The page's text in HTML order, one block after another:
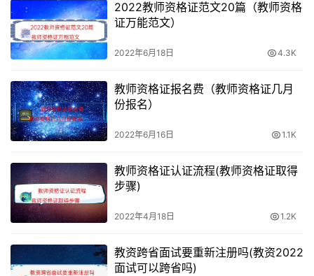
2022教师资格证范文20篇（教师资格
证万能范文）
2022年6月18日 4.3K
教师资格证报名费（教师资格证几月
份报名）
2022年6月16日 1.1K
教师资格证认证流程(教师资格证取得
步骤)
2022年4月18日 1.2K
教资跨省面试要重新注册吗(教资2022
面试可以跨省吗)